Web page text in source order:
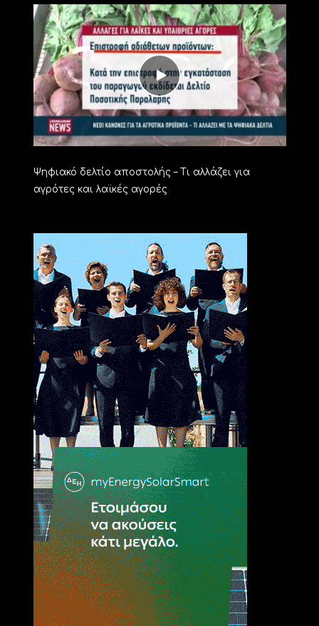
Ψηφιακό δελτίο αποστολής – Τι αλλάζει για
αγρότες και λαϊκές αγορές